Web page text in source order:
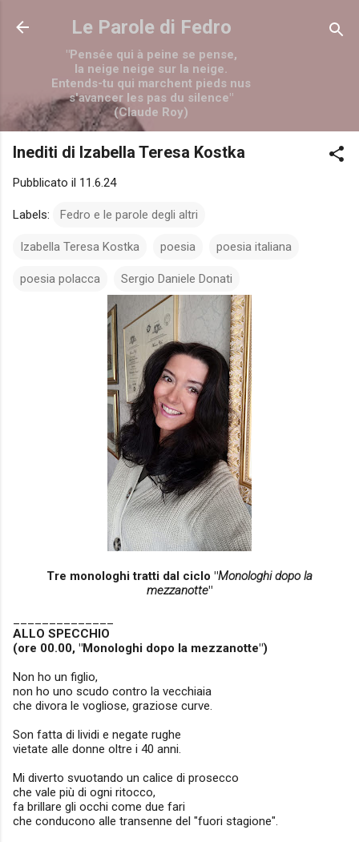
Passa ai contenuti principali
Le Parole di Fedro
"Pensée qui à peine se pense,
la neige neige sur la neige.
Entends-tu qui marchent pieds nus
s'avancer les pas du silence"
(Claude Roy)
Inediti di Izabella Teresa Kostka
Pubblicato il 11.6.24
Labels: Fedro e le parole degli altri
Izabella Teresa Kostka poesia poesia italiana
poesia polacca Sergio Daniele Donati
Tre monologhi tratti dal ciclo "Monologhi dopo la
mezzanotte"
ALLO SPECCHIO
(ore 00.00, "Monologhi dopo la mezzanotte")
Non ho un figlio,
non ho uno scudo contro la vecchiaia
che divora le vogliose, graziose curve.
Son fatta di lividi e negate rughe
vietate alle donne oltre i 40 anni.
Mi diverto svuotando un calice di prosecco
che vale più di ogni ritocco,
fa brillare gli occhi come due fari
che conducono alle transenne del "fuori stagione".